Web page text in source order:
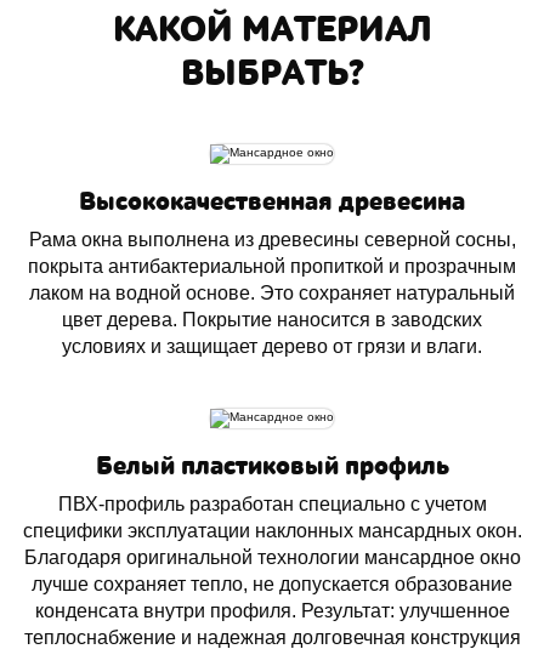
КАКОЙ МАТЕРИАЛ
ВЫБРАТЬ?
Высококачественная древесина
Рама окна выполнена из древесины северной сосны,
покрыта антибактериальной пропиткой и прозрачным
лаком на водной основе. Это сохраняет натуральный
цвет дерева. Покрытие наносится в заводских
условиях и защищает дерево от грязи и влаги.
Белый пластиковый профиль
ПВХ-профиль разработан специально с учетом
специфики эксплуатации наклонных мансардных окон.
Благодаря оригинальной технологии мансардное окно
лучше сохраняет тепло, не допускается образование
конденсата внутри профиля. Результат: улучшенное
теплоснабжение и надежная долговечная конструкция